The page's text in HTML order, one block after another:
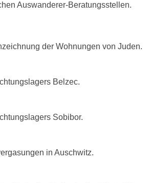
Auswanderer-Beratungsstellen.
der Wohnungen von Juden.
Belzec.
Sobibor.
in Auschwitz.